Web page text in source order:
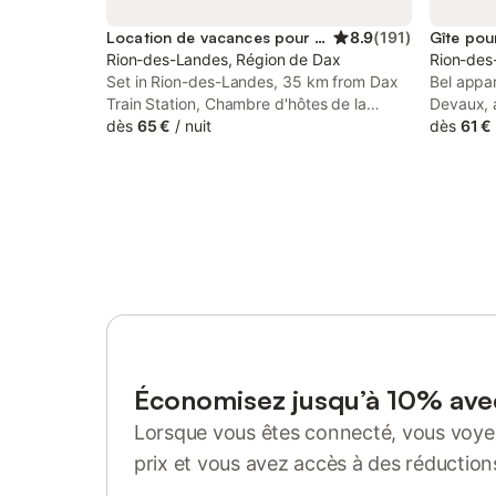
Location de vacances pour 2 personnes 8.9(191)
Rion-des-Landes, Région de Dax
Set in Rion-des-Landes, 35 km from Dax
Train Station, Chambre d'hôtes de la
tuilerie has a garden, parking on-site and
dès 65 € / nuit
Gîte
Rion-
Bel
Devaux,
outdoor
Dax
Marsan
dès 61 €
Économisez jusqu’à 10%
Lorsque vous êtes connecté, vous
prix et vous avez accès à des